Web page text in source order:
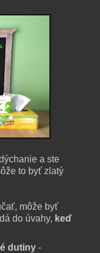
a ste
to byť zlatý
môže byť
do úvahy, keď
dutiny-